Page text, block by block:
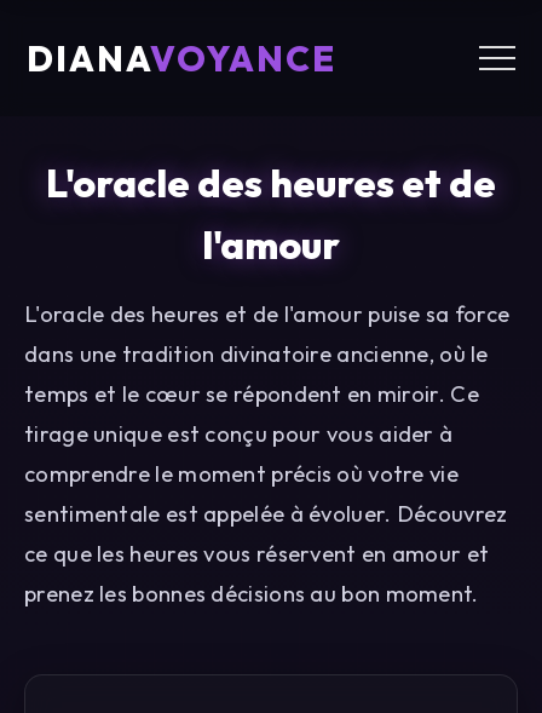
DIANAVOYANCE
L'oracle des heures et de
l'amour
L'oracle des heures et de l'amour puise sa force
dans une tradition divinatoire ancienne, où le
temps et le cœur se répondent en miroir. Ce
tirage unique est conçu pour vous aider à
comprendre le moment précis où votre vie
sentimentale est appelée à évoluer. Découvrez
ce que les heures vous réservent en amour et
prenez les bonnes décisions au bon moment.